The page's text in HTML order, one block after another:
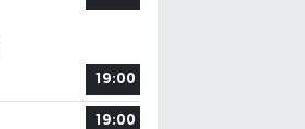
19:00
19:00